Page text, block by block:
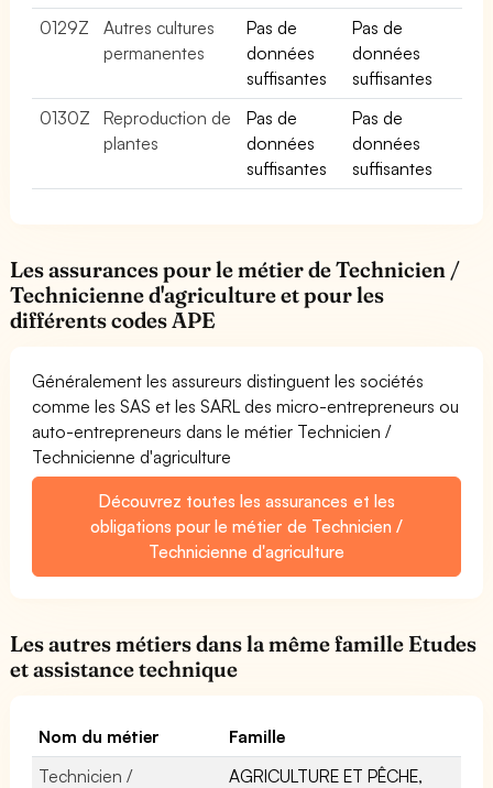
0129Z
Autres cultures
permanentes
Pas de
données
suffisantes
Pas de
données
suffisantes
0130Z
Reproduction de
plantes
Pas de
données
suffisantes
Pas de
données
suffisantes
Les assurances pour le métier de Technicien /
Technicienne d'agriculture et pour les
différents codes APE
Généralement les assureurs distinguent les sociétés
comme les SAS et les SARL des micro-entrepreneurs ou
auto-entrepreneurs dans le métier Technicien /
Technicienne d'agriculture
Découvrez toutes les assurances et les
obligations pour le métier de Technicien /
Technicienne d'agriculture
Les autres métiers dans la même famille Etudes
et assistance technique
Nom du métier
Famille
Technicien /
AGRICULTURE ET PÊCHE,